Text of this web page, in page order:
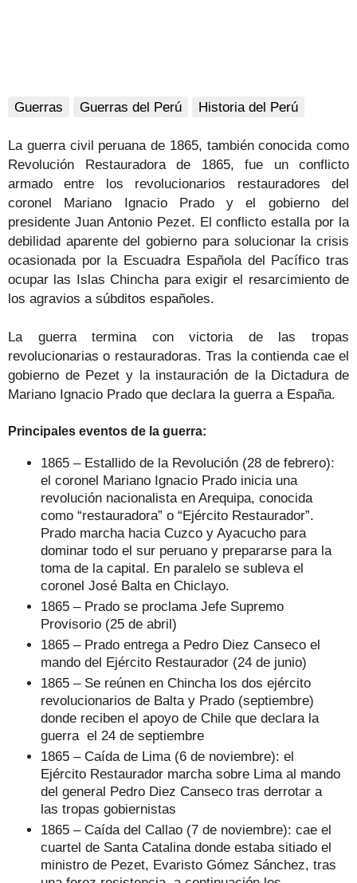
Guerras Guerras del Perú Historia del Perú
La guerra civil peruana de 1865, también conocida como
Revolución Restauradora de 1865, fue un conflicto
armado entre los revolucionarios restauradores del
coronel Mariano Ignacio Prado y el gobierno del
presidente Juan Antonio Pezet. El conflicto estalla por la
debilidad aparente del gobierno para solucionar la crisis
ocasionada por la Escuadra Española del Pacífico tras
ocupar las Islas Chincha para exigir el resarcimiento de
los agravios a súbditos españoles.
La guerra termina con victoria de las tropas
revolucionarias o restauradoras. Tras la contienda cae el
gobierno de Pezet y la instauración de la Dictadura de
Mariano Ignacio Prado que declara la guerra a España.
Principales eventos de la guerra:
1865 – Estallido de la Revolución (28 de febrero):
el coronel Mariano Ignacio Prado inicia una
revolución nacionalista en Arequipa, conocida
como “restauradora” o “Ejército Restaurador”.
Prado marcha hacia Cuzco y Ayacucho para
dominar todo el sur peruano y prepararse para la
toma de la capital. En paralelo se subleva el
coronel José Balta en Chiclayo.
1865 – Prado se proclama Jefe Supremo
Provisorio (25 de abril)
1865 – Prado entrega a Pedro Diez Canseco el
mando del Ejército Restaurador (24 de junio)
1865 – Se reúnen en Chincha los dos ejército
revolucionarios de Balta y Prado (septiembre)
donde reciben el apoyo de Chile que declara la
guerra el 24 de septiembre
1865 – Caída de Lima (6 de noviembre): el
Ejército Restaurador marcha sobre Lima al mando
del general Pedro Diez Canseco tras derrotar a
las tropas gobiernistas
1865 – Caída del Callao (7 de noviembre): cae el
cuartel de Santa Catalina donde estaba sitiado el
ministro de Pezet, Evaristo Gómez Sánchez, tras